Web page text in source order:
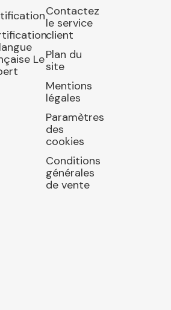
Le
Contactez
le service
client
Plan du
site
Mentions
légales
Paramètres
des
cookies
Conditions
générales
de vente